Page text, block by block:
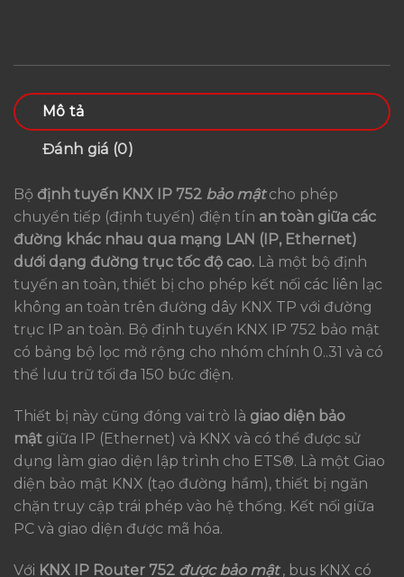
Mô tả
Đánh giá (0)
Bộ định tuyến KNX IP 752 bảo mật cho phép
chuyển tiếp (định tuyến) điện tín an toàn giữa các
đường khác nhau qua mạng LAN (IP, Ethernet)
dưới dạng đường trục tốc độ cao. Là một bộ định
tuyến an toàn, thiết bị cho phép kết nối các liên lạc
không an toàn trên đường dây KNX TP với đường
trục IP an toàn. Bộ định tuyến KNX IP 752 bảo mật
có bảng bộ lọc mở rộng cho nhóm chính 0..31 và có
thể lưu trữ tối đa 150 bức điện.
Thiết bị này cũng đóng vai trò là giao diện bảo
mật giữa IP (Ethernet) và KNX và có thể được sử
dụng làm giao diện lập trình cho ETS®. Là một Giao
diện bảo mật KNX (tạo đường hầm), thiết bị ngăn
chặn truy cập trái phép vào hệ thống. Kết nối giữa
PC và giao diện được mã hóa.
Với KNX IP Router 752 được bảo mật, bus KNX có